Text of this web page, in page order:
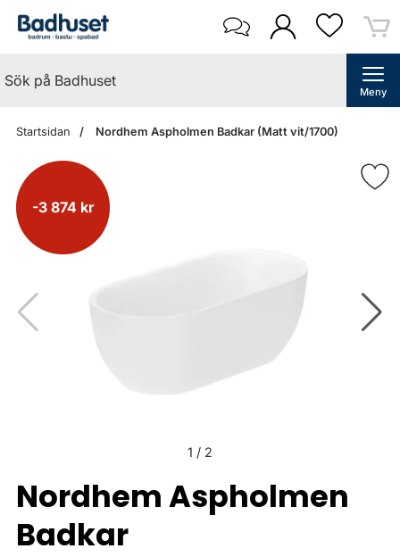
Meny
Startsidan Nordhem Aspholmen Badkar (Matt vit/1700)
-3 874 kr
1 / 2
Nordhem Aspholmen
Badkar